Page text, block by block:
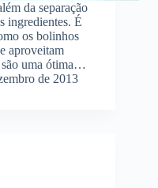
da separação
ingredientes. É
os bolinhos
aproveitam
são uma ótima…
de 2013